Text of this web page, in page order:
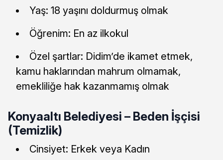
Yaş: 18 yaşını doldurmuş olmak
Öğrenim: En az ilkokul
Özel şartlar: Didim’de ikamet etmek,
kamu haklarından mahrum olmamak,
emekliliğe hak kazanmamış olmak
Konyaaltı Belediyesi – Beden İşçisi
(Temizlik)
Cinsiyet: Erkek veya Kadın